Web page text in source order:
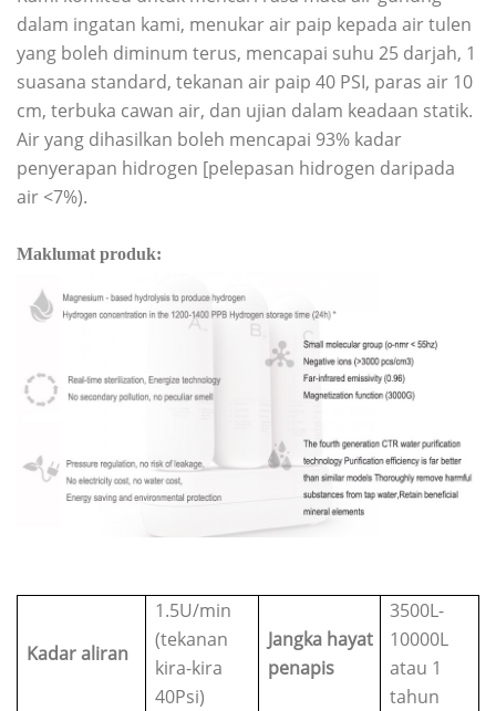
dalam ingatan kami, menukar air paip kepada air tulen
yang boleh diminum terus, mencapai suhu 25 darjah, 1
suasana standard, tekanan air paip 40 PSI, paras air 10
cm, terbuka cawan air, dan ujian dalam keadaan statik.
Air yang dihasilkan boleh mencapai 93% kadar
penyerapan hidrogen [pelepasan hidrogen daripada
air <7%).
Maklumat produk:
Kadar aliran
1.5U/min
(tekanan
kira-kira
40Psi)
Jangka hayat
penapis
3500L-
10000L
atau 1
tahun